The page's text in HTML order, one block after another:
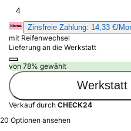
4
Zinsfreie Zahlung: 14,33 €/
mit Reifenwechsel
Lieferung an die Werkstatt
von 78% gewählt
Werkstatt
Verkauf durch CHECK24
20 Optionen ansehen